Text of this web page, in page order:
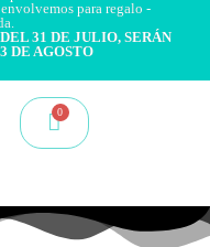
para regalo -
31 DE JULIO, SERÁN
DE AGOSTO